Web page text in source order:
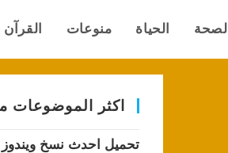
الصحة الحياة منوعات
اكثر الموضوعات